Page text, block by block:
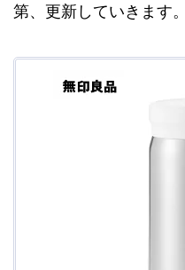
第、更新していきます。